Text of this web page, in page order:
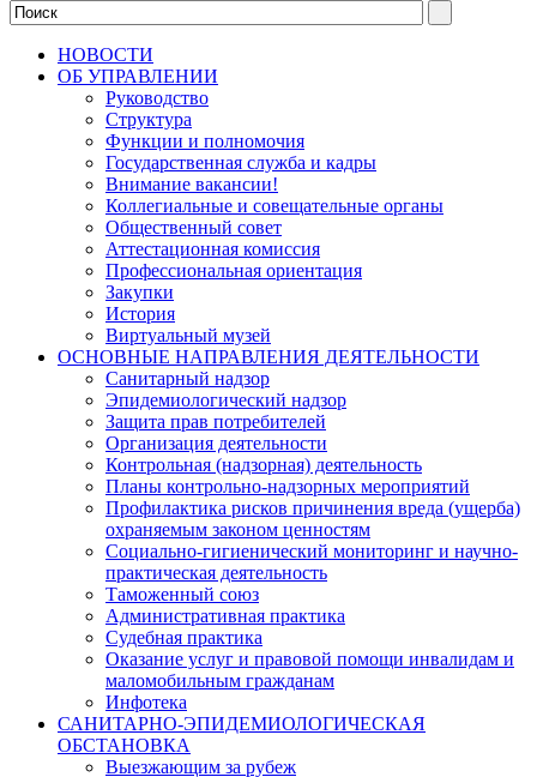
НОВОСТИ
ОБ УПРАВЛЕНИИ
Руководство
Структура
Функции и полномочия
Государственная служба и кадры
Внимание вакансии!
Коллегиальные и совещательные органы
Общественный совет
Аттестационная комиссия
Профессиональная ориентация
Закупки
История
Виртуальный музей
ОСНОВНЫЕ НАПРАВЛЕНИЯ ДЕЯТЕЛЬНОСТИ
Санитарный надзор
Эпидемиологический надзор
Защита прав потребителей
Организация деятельности
Контрольная (надзорная) деятельность
Планы контрольно-надзорных мероприятий
Профилактика рисков причинения вреда (ущерба)
охраняемым законом ценностям
Социально-гигиенический мониторинг и научно-
практическая деятельность
Таможенный союз
Административная практика
Судебная практика
Оказание услуг и правовой помощи инвалидам и
маломобильным гражданам
Инфотека
САНИТАРНО-ЭПИДЕМИОЛОГИЧЕСКАЯ
ОБСТАНОВКА
Выезжающим за рубеж